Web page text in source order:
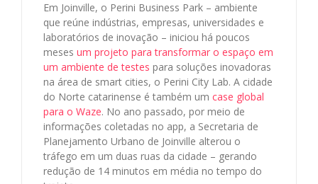
Em Joinville, o Perini Business Park – ambiente
que reúne indústrias, empresas, universidades e
laboratórios de inovação – iniciou há poucos
meses um projeto para transformar o espaço em
um ambiente de testes para soluções inovadoras
na área de smart cities, o Perini City Lab. A cidade
do Norte catarinense é também um case global
para o Waze. No ano passado, por meio de
informações coletadas no app, a Secretaria de
Planejamento Urbano de Joinville alterou o
tráfego em um duas ruas da cidade – gerando
redução de 14 minutos em média no tempo do